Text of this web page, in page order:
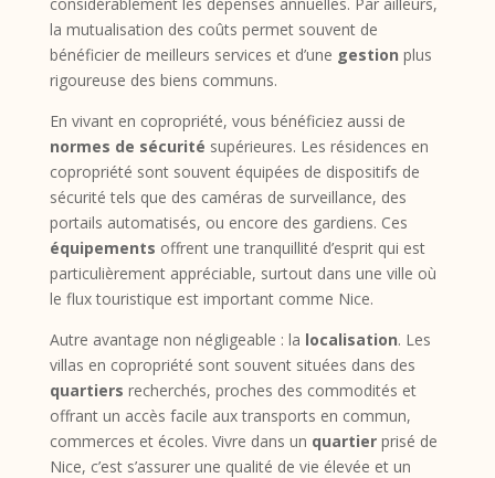
la mutualisation des coûts permet souvent de
bénéficier de meilleurs services et d’une gestion plus
rigoureuse des biens communs.
En vivant en copropriété, vous bénéficiez aussi de
normes de sécurité supérieures. Les résidences en
copropriété sont souvent équipées de dispositifs de
sécurité tels que des caméras de surveillance, des
portails automatisés, ou encore des gardiens. Ces
équipements offrent une tranquillité d’esprit qui est
particulièrement appréciable, surtout dans une ville où
le flux touristique est important comme Nice.
Autre avantage non négligeable : la localisation. Les
villas en copropriété sont souvent situées dans des
quartiers recherchés, proches des commodités et
offrant un accès facile aux transports en commun,
commerces et écoles. Vivre dans un quartierprisé de
Nice, c’est s’assurer une qualité de vie élevée et un